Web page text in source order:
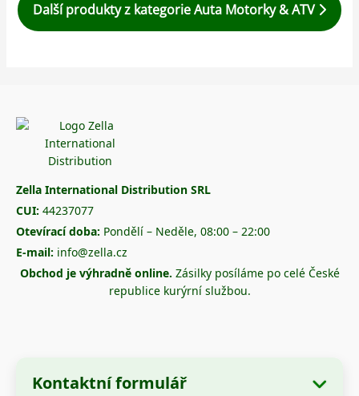
Další produkty z kategorie Auta Motorky & ATV
Zella International Distribution SRL
CUI: 44237077
Otevírací doba: Pondělí – Neděle, 08:00 – 22:00
E-mail: info@zella.cz
Obchod je výhradně online. Zásilky posíláme po celé České
republice kurýrní službou.
Kontaktní formulář